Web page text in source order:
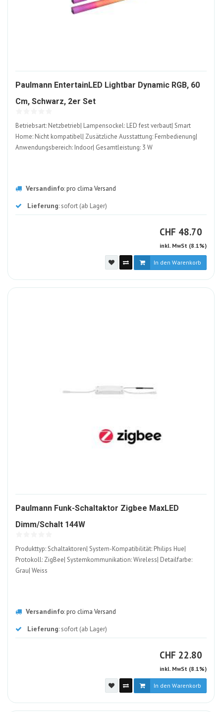
Paulmann EntertainLED Lightbar Dynamic RGB, 60
Cm, Schwarz, 2er Set1580984-
Betriebsart: Netzbetrieb| Lampensockel: LED fest verbaut| Smart
Home: Nicht kompatibel| Zusätzliche Ausstattung: Fernbedienung|
Anwendungsbereich: Indoor| Gesamtleistung: 3 W
Versandinfo:pro clima Versand
Lieferung: sofort (ab Lager)
CHF CHF
48.70
inkl. MwSt (8.1%)
In den Warenkorb
Paulmann Funk-Schaltaktor Zigbee MaxLED
Dimm/Schalt 144W806675-
Produkttyp: Schaltaktoren| System-Kompatibilität: Philips Hue|
Protokoll: ZigBee| Systemkommunikation: Wireless| Detailfarbe:
Grau| Weiss
Versandinfo:pro clima Versand
Lieferung: sofort (ab Lager)
CHF CHF
22.80
inkl. MwSt (8.1%)
In den Warenkorb